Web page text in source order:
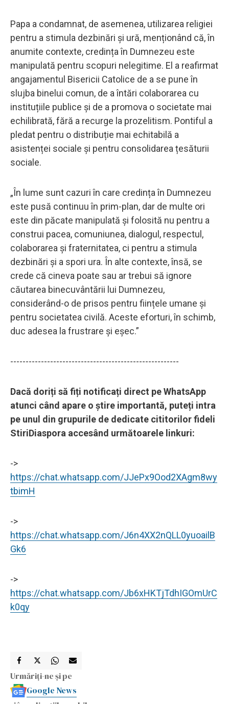
Papa a condamnat, de asemenea, utilizarea religiei
pentru a stimula dezbinări și ură, menționând că, în
anumite contexte, credința în Dumnezeu este
manipulată pentru scopuri nelegitime. El a reafirmat
angajamentul Bisericii Catolice de a se pune în
slujba binelui comun, de a întări colaborarea cu
instituțiile publice și de a promova o societate mai
echilibrată, fără a recurge la prozelitism. Pontiful a
pledat pentru o distribuție mai echitabilă a
asistenței sociale și pentru consolidarea țesăturii
sociale.
„În lume sunt cazuri în care credința în Dumnezeu
este pusă continuu în prim-plan, dar de multe ori
este din păcate manipulată și folosită nu pentru a
construi pacea, comuniunea, dialogul, respectul,
colaborarea și fraternitatea, ci pentru a stimula
dezbinări și a spori ura. În alte contexte, însă, se
crede că cineva poate sau ar trebui să ignore
căutarea binecuvântării lui Dumnezeu,
considerând-o de prisos pentru ființele umane și
pentru societatea civilă. Aceste eforturi, în schimb,
duc adesea la frustrare și eșec.”
-------------------------------------------------------
Dacă doriți să fiți notificați direct pe WhatsApp
atunci când apare o știre importantă, puteți intra
pe unul din grupurile de dedicate cititorilor fideli
StiriDiaspora accesând următoarele linkuri:
->
https://chat.whatsapp.com/JJePx9Ood2XAgm8wy
tbimH
->
https://chat.whatsapp.com/J6n4XX2nQLL0yuoailB
Gk6
->
https://chat.whatsapp.com/Jb6xHKTjTdhIGOmUrC
k0qy
Urmăriți-ne și pe
Google News